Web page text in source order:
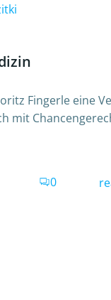
Fingerle eine
mit
0